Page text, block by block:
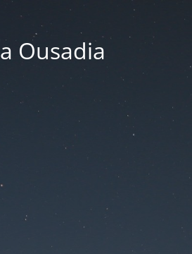
Ousadia